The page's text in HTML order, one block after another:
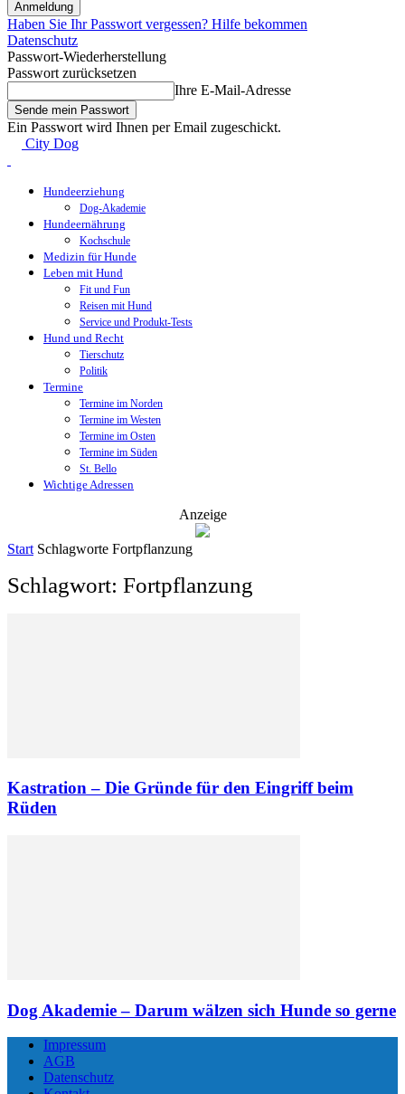
Haben Sie Ihr Passwort vergessen? Hilfe bekommen
Datenschutz
Passwort-Wiederherstellung
Passwort zurücksetzen
Ihre E-Mail-Adresse
Ein Passwort wird Ihnen per Email zugeschickt.
City Dog
Hundeerziehung
Dog-Akademie
Hundeernährung
Kochschule
Medizin für Hunde
Leben mit Hund
Fit und Fun
Reisen mit Hund
Service und Produkt-Tests
Hund und Recht
Tierschutz
Politik
Termine
Termine im Norden
Termine im Westen
Termine im Osten
Termine im Süden
St. Bello
Wichtige Adressen
Anzeige
Start Schlagworte Fortpflanzung
Schlagwort: Fortpflanzung
Kastration – Die Gründe für den Eingriff beim
Rüden
Dog Akademie – Darum wälzen sich Hunde so gerne
Impressum
AGB
Datenschutz